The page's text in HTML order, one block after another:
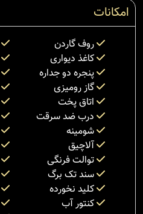
امکانات
روف گاردن
کاغذ دیواری
پنجره دو جداره
گاز رومیزی
اتاق پخت
درب ضد سرقت
شومینه
آلاچیق
توالت فرنگی
سند تک برگ
کلید نخورده
کنتور آب